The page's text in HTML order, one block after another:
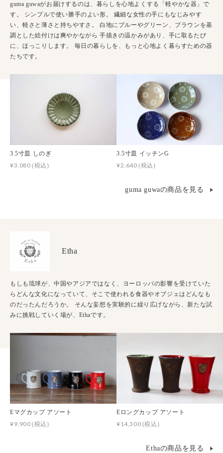
guma guwaがお届けするのは、暮らしを心地よくする「軽やかな器」で
す。 シンプルで使い勝手のよい形。 繊細な女性の手にもなじみやす
い、軽さと薄さと持ちやすさ。 白地にブルーやグリーン、ブラウンを基
調とした絵付けは爽やかながら 手描きの温かみがあり、手に取るたび
に、ほっこりします。 毎日の暮らしを、もっと心地よく暮らすための器
たちです。
3.5寸皿 しのぎ
¥3,080(税込)
3.5寸皿 イッチンG
¥2,640(税込)
guma guwaの商品を見る
Etha
もしも琉球が、中国やアジアではなく、ヨーロッパの影響を受けていた
らどんな文化になっていて、そこで使われる食器やオブジェはどんなも
のだったんだろうか。 そんな妄想を実験的に繰り広げながら、新たな試
みに挑戦していく場が、Ethaです。
Eマグカップ アソート
¥9,900(税込)
Eロングカップ アソート
¥14,300 (税込)
Ethaの商品を見る